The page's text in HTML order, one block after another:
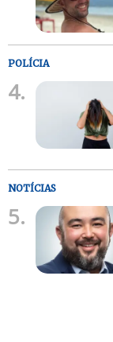
POLÍCIA
4.
NOTÍCIAS
5.